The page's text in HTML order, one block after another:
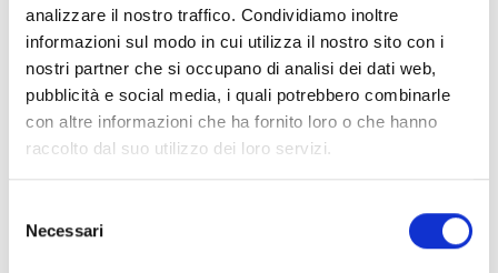
analizzare il nostro traffico. Condividiamo inoltre
informazioni sul modo in cui utilizza il nostro sito con i
nostri partner che si occupano di analisi dei dati web,
pubblicità e social media, i quali potrebbero combinarle
con altre informazioni che ha fornito loro o che hanno
raccolto dal suo utilizzo dei loro servizi.
delNecessari
Tobino hanno organizzato il convegno “Libertà personale,
cura e responsabilità professionale dello psichiatra”, nella
cappella Guinigi del Complesso di San Francesco.
Analizzati gli effetti della legge Basaglia da diverse
Umberto Quiriconi (presidente dell’Ordine dei Medici di
Lucca), Gilberto Corbellini (docente di storia della